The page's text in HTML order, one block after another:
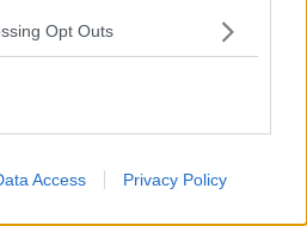
Opt Outs
Access Privacy Policy
anche:
di Nadio Stronchi
che miglioreranno la qualità